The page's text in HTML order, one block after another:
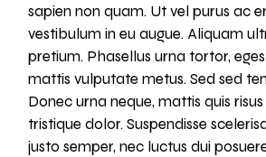
sapien non quam. Ut vel purus ac
vestibulum in eu augue. Aliquam
pretium. Phasellus urna tortor,
mattis vulputate metus. Sed sed
Donec urna neque, mattis quis
tristique dolor. Suspendisse
justo semper, nec luctus dui